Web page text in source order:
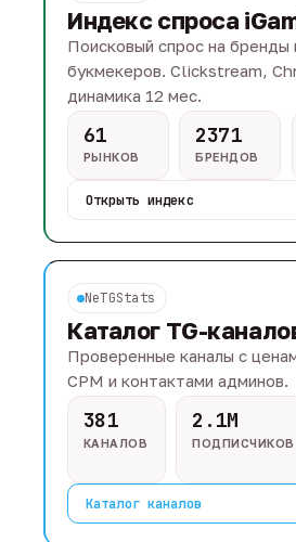
Индекс спроса
Поисковый спрос на бренды
букмекеров. Clickstream,
динамика 12 мес.
61
РЫНКОВ
2371
БРЕНДОВ
Открыть индекс
NeTGStats
Каталог TG-
Проверенные каналы с
CPM и контактами админов.
381
КАНАЛОВ
2.1M
ПОДПИСЧИКОВ
Каталог каналов